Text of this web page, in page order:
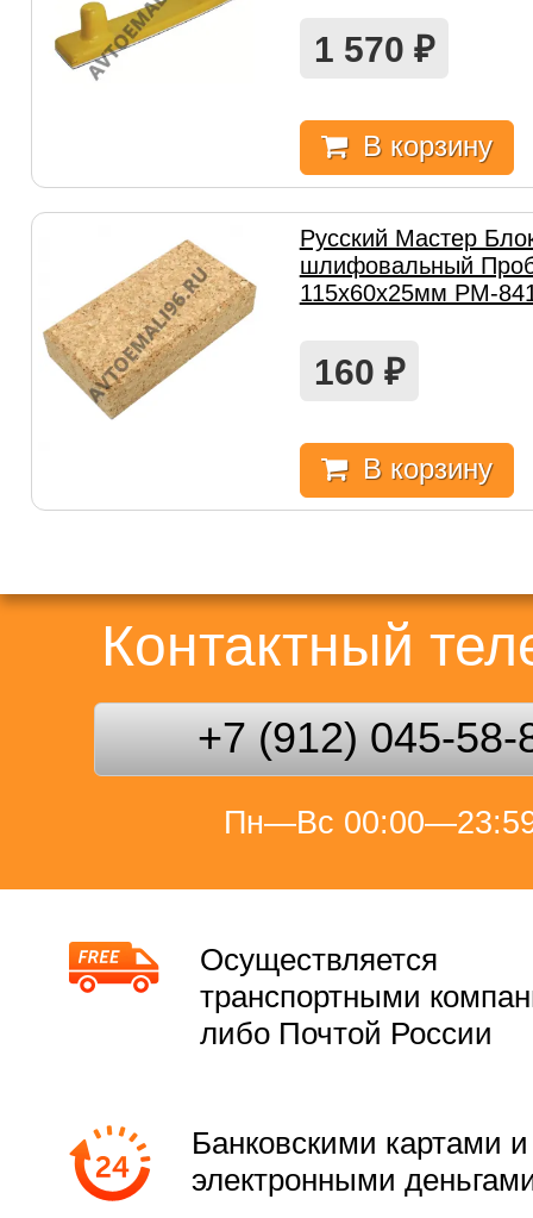
1 570 ₽
В корзину
Русский Мастер
шлифовальный
115х60х25мм РМ-
160 ₽
В корзину
Контактный
+7 (912) 045-58-
Пн—Вс
Осуществляется
транспортными
либо Почтой России
Банковскими картами и
электронными